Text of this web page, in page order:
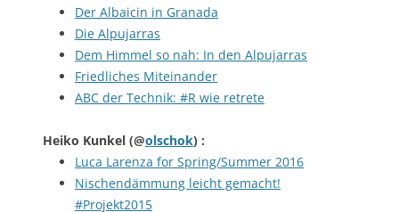
Der Albaicin in Granada
Die Alpujarras
Dem Himmel so nah: In den Alpujarras
Friedliches Miteinander
ABC der Technik: #R wie retrete
Heiko Kunkel (@olschok) :
Luca Larenza for Spring/Summer 2016
Nischendämmung leicht gemacht!
#Projekt2015